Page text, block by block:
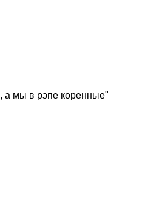
а мы в рэпе коренные"